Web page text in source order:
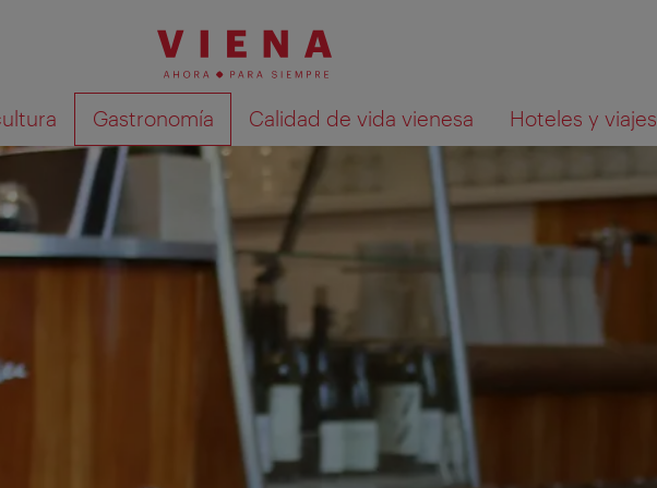
Gastronomía Calidad de vida vienesa Hoteles y viajes
Mostrar resultados de la búsqueda en el mapa